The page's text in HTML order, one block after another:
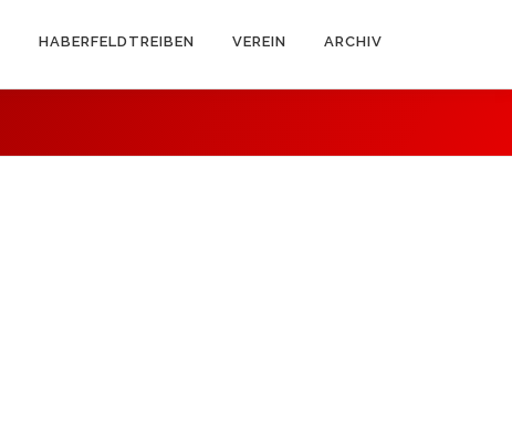
HABERFELDTREIBEN VEREIN ARCHIV